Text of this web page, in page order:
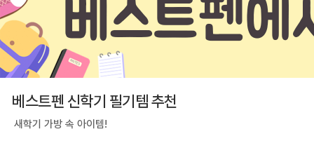
베스트펜 신학기 필기템 추천
새학기 가방 속 아이템!